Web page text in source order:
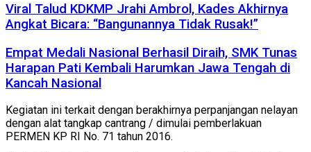
Viral Talud KDKMP Jrahi Ambrol, Kades Akhirnya
Angkat Bicara: “Bangunannya Tidak Rusak!”
Empat Medali Nasional Berhasil Diraih, SMK Tunas
Harapan Pati Kembali Harumkan Jawa Tengah di
Kancah Nasional
Kegiatan ini terkait dengan berakhirnya perpanjangan nelayan
dengan alat tangkap cantrang / dimulai pemberlakuan
PERMEN KP RI No. 71 tahun 2016.